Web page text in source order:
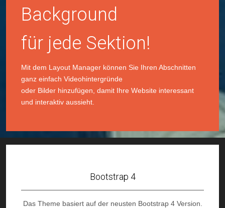
Background
für jede Sektion!
Mit dem Layout Manager können Sie Ihren Abschnitten
ganz einfach Videohintergründe
oder Bilder hinzufügen, damit Ihre Website interessant
und interaktiv aussieht.
Bootstrap 4
Das Theme basiert auf der neusten Bootstrap 4 Version.